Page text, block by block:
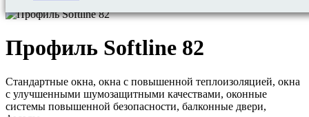
Профиль Softline 82
Стандартные окна, окна с повышенной теплоизоляцией, окна
с улучшенными шумозащитными качествами, оконные
системы повышенной безопасности, балконные двери,